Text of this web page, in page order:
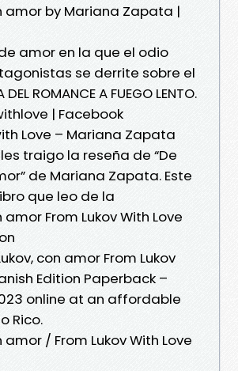
amor by Mariana Zapata |
amor en la que el odio
se derrite sobre el
DEL ROMANCE A FUEGO LENTO.
| Facebook
Love – Mariana Zapata
traigo la reseña de “De
de Mariana Zapata. Este
que leo de la
amor From Lukov With Love
con amor From Lukov
Edition Paperback –
online at an affordable
Rico.
amor / From Lukov With Love